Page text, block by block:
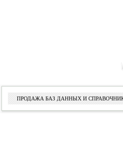
ПРОДАЖА БАЗ ДАННЫХ И